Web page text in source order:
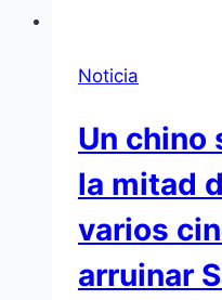
Noticia
Un chino
la mitad
varios
arruinar